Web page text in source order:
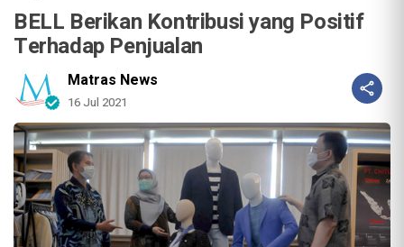
BELL Berikan Kontribusi yang Positif
Terhadap Penjualan
Matras News
16 Jul 2021